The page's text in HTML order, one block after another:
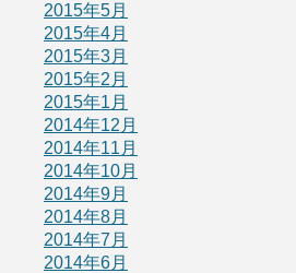
2015年5月
2015年4月
2015年3月
2015年2月
2015年1月
2014年12月
2014年11月
2014年10月
2014年9月
2014年8月
2014年7月
2014年6月